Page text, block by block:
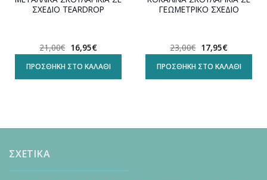
ΣΧΕΔΙΟ TEARDROP
21,00€ Original
price
was:
21,00€.
16,95€Η
τρέχουσα
τιμή
είναι:
16,95€.
ΠΡΟΣΘΉΚΗ ΣΤΟ ΚΑΛΆΘΙ
ΓΕΩΜΕΤΡΙΚΟ ΣΧΕΔΙΟ
23,00€ Original
price
was:
23,00€.
17,95€Η
τρέχουσα
τιμή
είναι:
17,95€.
ΠΡΟΣΘΉΚΗ ΣΤΟ ΚΑΛΆΘΙ
ΣΧΕΤΙΚΑ